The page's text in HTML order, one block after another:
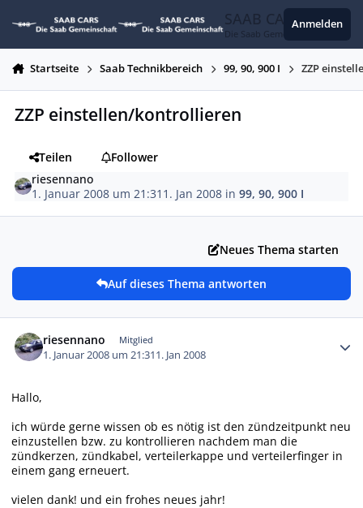
SAAB CARS
Die Saab Gemeinschaft
Anmelden
Startseite Saab Technikbereich 99, 90, 900 I ZZP
ZZP einstellen/kontrollieren
Teilen
Follower
riesennano
1. Januar 2008 um 21:31 1. Jan 2008 in99, 90, 900 I
Neues Thema starten
Auf dieses Thema antworten
riesennano Mitglied
1. Januar 2008 um 21:311. Jan 2008
Hallo,
ich würde gerne wissen ob es nötig ist den zündzeitpunkt neu
einzustellen bzw. zu kontrollieren nachdem man die
zündkerzen, zündkabel, verteilerkappe und verteilerfinger in
einem gang erneuert.
vielen dank! und ein frohes neues jahr!